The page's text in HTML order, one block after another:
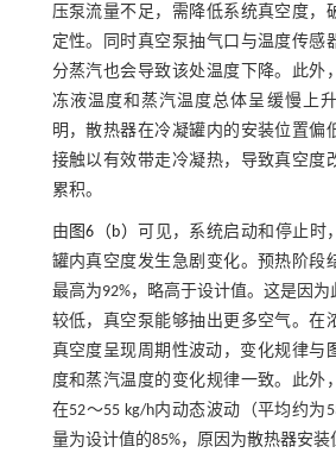
压泵流量不足，需降低系统真空度，
定性。同时真空泵抽气口与温度传感
分蒸汽也会导致该处温度下降。此外
冻液温度和蒸汽温度总体呈缓慢上
明，散热器在冷凝罐内的安装位置偏
接触以有效带走冷凝热，导致真空度
累积。
由 图6（b）
可见，系统启动和停止时
罐内真空度发生急剧变化。预热阶段
最高为92%，略高于设计值。这是因
较低，真空泵能够抽出更多空气。在
真空度呈现周期性波动，变化规律与
度和蒸汽温度的变化规律一致。此外
在52～55 kg/h内动态波动（平均约为
量为设计值的85%，原因为散热器安